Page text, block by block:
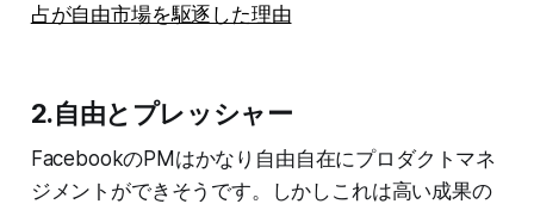
占が自由市場を駆逐した理由
2.自由とプレッシャー
FacebookのPMはかなり自由自在にプロダクトマネ
ジメントができそうです。しかしこれは高い成果の